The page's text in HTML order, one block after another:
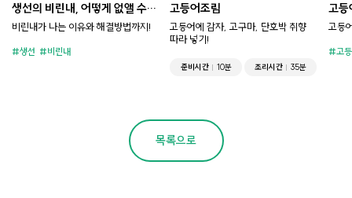
생선의 비린내, 어떻게 없앨 수
있을까?
비린내가 나는 이유와 해결방법까지!
생선 비린내
고등어조림
고등어에 감자, 고구마, 단호박 취향
따라 넣기!
준비시간 10분 조리시간 35분
고등
고등
고
목록으로